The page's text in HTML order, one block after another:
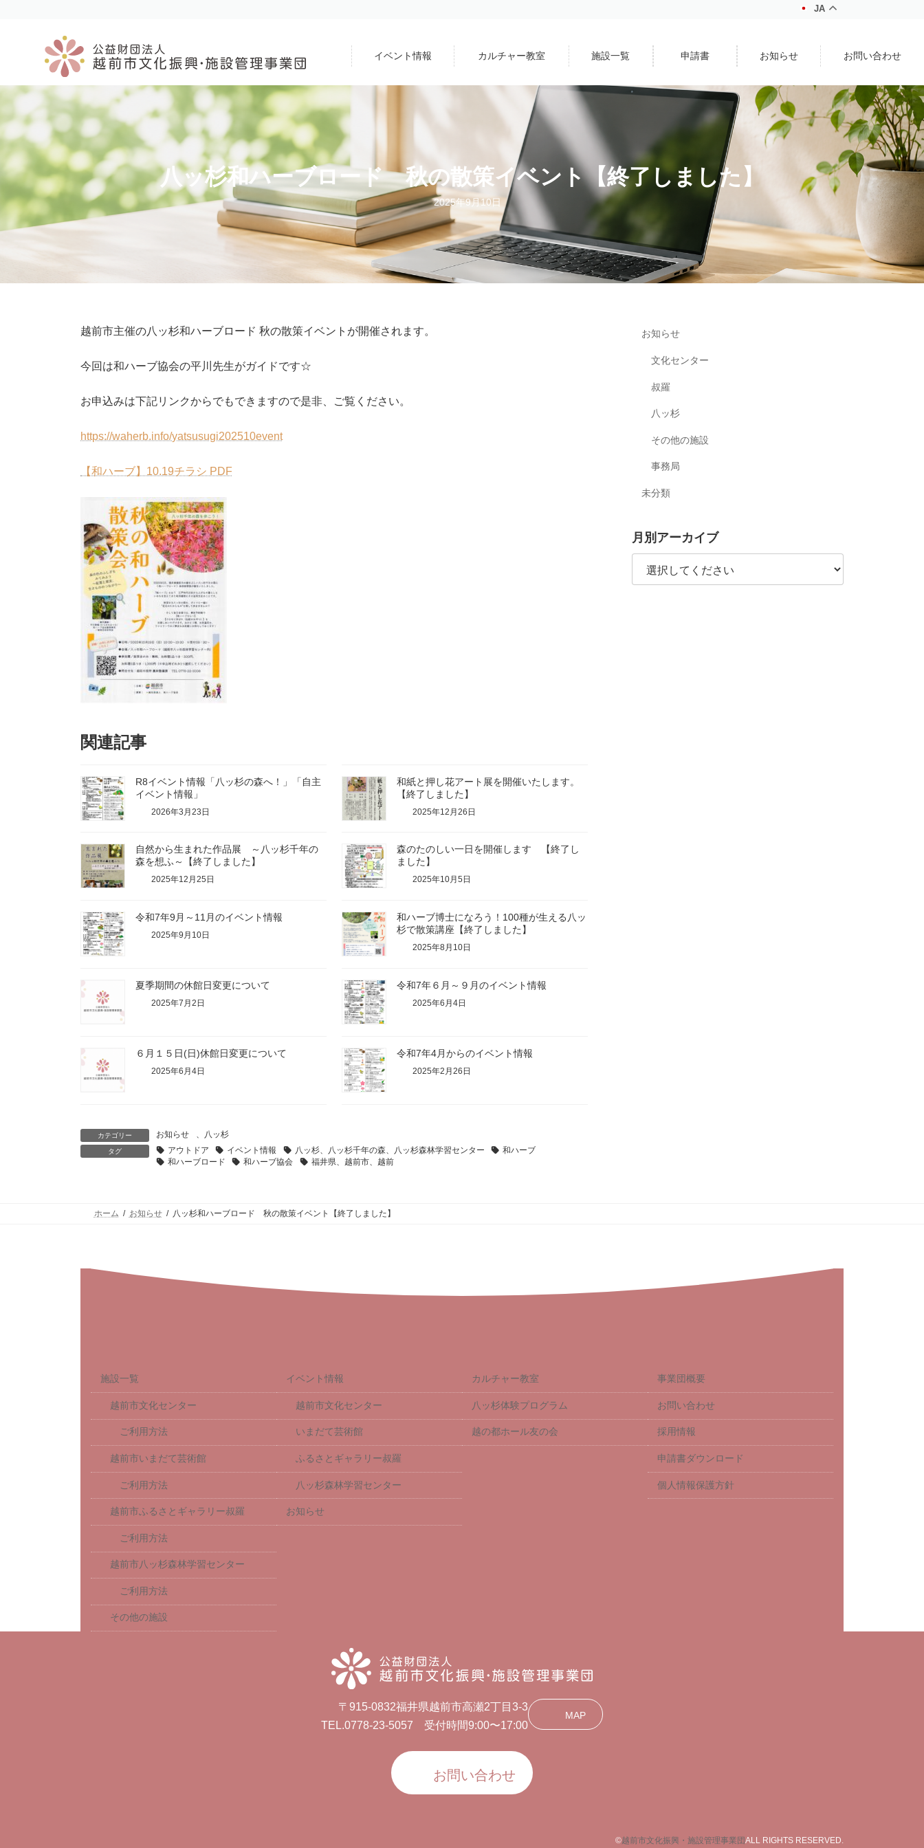
ス
ッ
プ
ン
移
動
JA
イベント情報 カルチャー教室 施設一覧 申請書 お知らせ お問い合わせ
八ッ杉和ハーブロード 秋の散策イベント【終了しました】
2025年9月10日
越前市主催の八ッ杉和ハーブロード 秋の散策イベントが開催されます。
今回は和ハーブ協会の平川先生がガイドです☆
お申込みは下記リンクからでもできますので是非、ご覧ください。
https://waherb.info/yatsusugi202510event
【和ハーブ】10.19チラシ PDF
関連記事
R8イベント情報「八ッ杉の森へ！」「自主
イベント情報」
2026年3月23日
和紙と押し花アート展を開催いたします。
【終了しました】
2025年12月26日
自然から生まれた作品展 ～八ッ杉千年の
森を想ふ～【終了しました】
2025年12月25日
森のたのしい一日を開催します 【終了し
ました】
2025年10月5日
令和7年9月～11月のイベント情報
2025年9月10日
和ハーブ博士になろう！100種が生える八ッ
杉で散策講座【終了しました】
2025年8月10日
夏季期間の休館日変更について
2025年7月2日
令和7年６月～９月のイベント情報
2025年6月4日
６月１５日(日)休館日変更について
2025年6月4日
令和7年4月からのイベント情報
2025年2月26日
カテゴリー お知らせ 八ッ杉
タグ アウトドア イベント情報 八ッ杉、八ッ杉千年の森、八ッ杉森林学習センター
和ハーブ
和ハーブロード
和ハーブ協会 福井県、越前市、越前
お知らせ
文化センター
叔羅
八ッ杉
その他の施設
事務局
未分類
月別アーカイブ
ホーム お知らせ 八ッ杉和ハーブロード 秋の散策イベント【終了しました】
施設一覧
越前市文化センター
ご利用方法
越前市いまだて芸術館
ご利用方法
越前市ふるさとギャラリー叔羅
ご利用方法
越前市八ッ杉森林学習センター
ご利用方法
その他の施設
イベント情報
越前市文化センター
いまだて芸術館
ふるさとギャラリー叔羅
八ッ杉森林学習センター
お知らせ
カルチャー教室
八ッ杉体験プログラム
越の都ホール友の会
事業団概要
お問い合わせ
採用情報
申請書ダウンロード
個人情報保護方針
〒915-0832福井県越前市高瀬2丁目3-3
TEL.0778-23-5057 受付時間9:00〜17:00
MAP
お問い合わせ
©越前市文化振興・施設管理事業団ALL RIGHTS RESERVED.